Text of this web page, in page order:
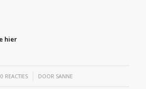
hier
0 REACTIES
/ DOOR SANNE